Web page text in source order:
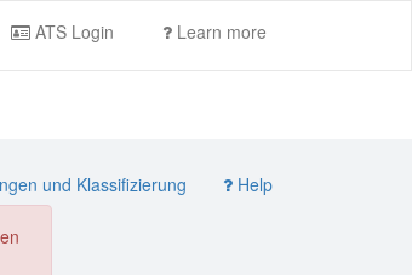
ATS Login Learn more
und Klassifizierung Help